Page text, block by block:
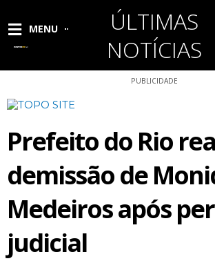
MENU
ÚLTIMAS
NOTÍCIAS
PUBLICIDADE
Prefeito do Rio
demissão de
Medeiros após
judicial